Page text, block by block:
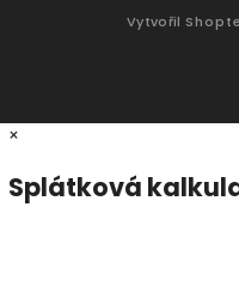
Vytvořil
×
Splátková